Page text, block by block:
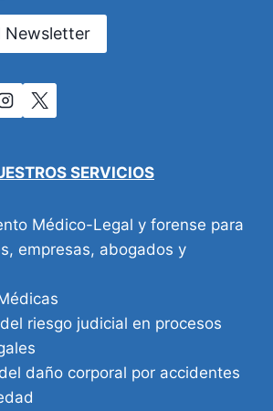
Newsletter
SERVICIOS
Médico-Legal y forense para
empresas, abogados y
riesgo judicial en procesos
daño corporal por accidentes